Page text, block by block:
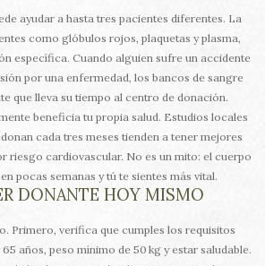
ayudar a hasta tres pacientes diferentes. La
como glóbulos rojos, plaquetas y plasma,
específica. Cuando alguien sufre un accidente
por una enfermedad, los bancos de sangre
que lleva su tiempo al centro de donación.
beneficia tu propia salud. Estudios locales
cada tres meses tienden a tener mejores
riesgo cardiovascular. No es un mito: el cuerpo
pocas semanas y tú te sientes más vital.
DONANTE HOY MISMO
Primero, verifica que cumples los requisitos
años, peso mínimo de 50 kg y estar saludable.